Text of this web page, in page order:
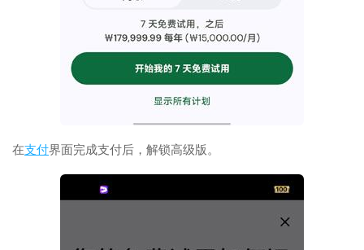
在支付界面完成支付后，解锁高级版。